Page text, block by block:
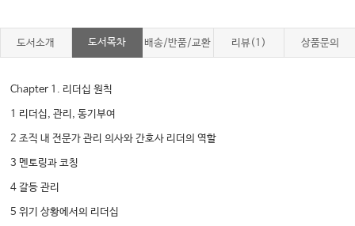
도서소개 도서목차 배송/반품/교환 리뷰(1) 상품문의
Chapter 1. 리더십 원칙
1 리더십, 관리, 동기부여
2 조직 내 전문가 관리 의사와 간호사 리더의 역할
3 멘토링과 코칭
4 갈등 관리
5 위기 상황에서의 리더십